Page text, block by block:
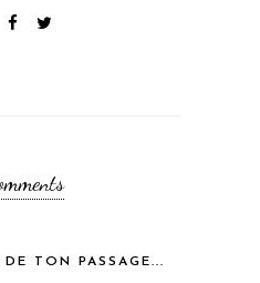
DE TON PASSAGE...